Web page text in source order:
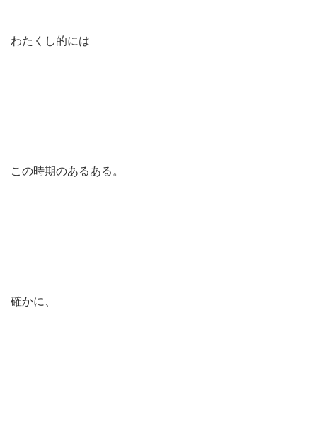
わたくし的には
この時期のあるある。
確かに、